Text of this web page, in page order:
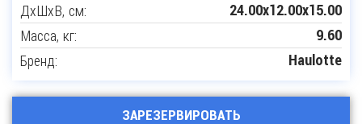
ДxШxВ, см: 24.00x12.00x15.00
Масса, кг: 9.60
Бренд: Haulotte
ЗАРЕЗЕРВИРОВАТЬ